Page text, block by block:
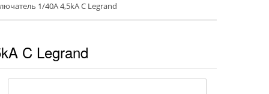
1/40А 4,5kA C Legrand
C Legrand